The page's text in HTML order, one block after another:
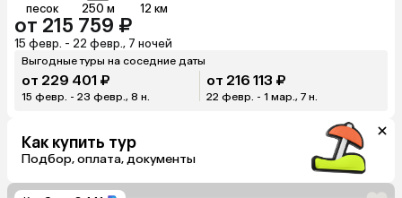
песок 250 м 12 км
от 215 759 ₽
15 февр. - 22 февр., 7 ночей
Выгодные туры на соседние даты
от 229 401 ₽
15 февр. - 23 февр., 8 н.
от 216 113 ₽
22 февр. - 1 мар., 7 н.
Как купить тур
Подбор, оплата, документы